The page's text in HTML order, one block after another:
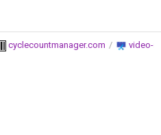
cyclecountmanager.com / video-